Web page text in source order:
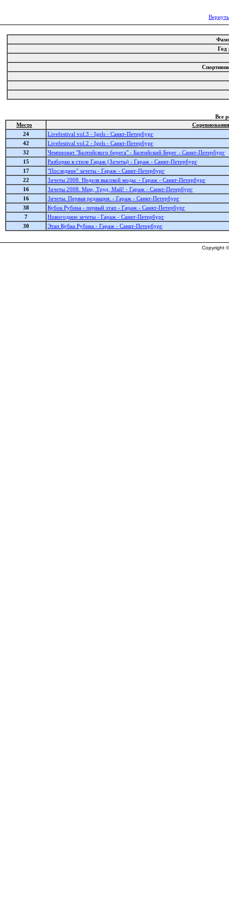
Год
Все
Место
Соревнования
24
Livefestival vol.3 - Igels - Санкт-Петербург
42
Livefestival vol.2 - Igels - Санкт-Петербург
32
Чемпионат "Балтийского берега" - Балтийский Берег - Санкт-Петербург
15
Разборки в стиле Гараж (Зачеты) - Гараж - Санкт-Петербург
17
"Последние" зачеты - Гараж - Санкт-Петербург
22
Зачеты 2008. Неделя высокой моды. - Гараж - Санкт-Петербург
16
Зачеты 2008. Мир, Труд, Май! - Гараж - Санкт-Петербург
16
Зачеты. Первая редакция. - Гараж - Санкт-Петербург
38
Кубок Рубика - первый этап - Гараж - Санкт-Петербург
7
Новогодние зачеты - Гараж - Санкт-Петербург
30
Этап Кубка Рубика - Гараж - Санкт-Петербург
Copyright